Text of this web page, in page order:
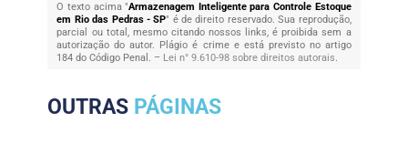
O texto acima "Armazenagem Inteligente para Controle Estoque
em Rio das Pedras - SP" é de direito reservado. Sua reprodução,
parcial ou total, mesmo citando nossos links, é proibida sem a
autorização do autor. Plágio é crime e está previsto no artigo
184 do Código Penal. – Lei n° 9.610-98 sobre direitos autorais.
OUTRAS PÁGINAS